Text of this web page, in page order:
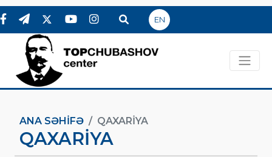
EN
ANA SƏHIFƏ QAXARIYA
QAXARIYA